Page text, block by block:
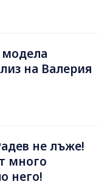
модела
на Валерия
не лъже!
много
него!